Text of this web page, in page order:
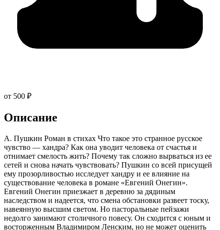
от 500 ₽
Описание
А. Пушкин Роман в стихах Что такое это странное русское
чувство — хандра? Как она уводит человека от счастья и
отнимает смелость жить? Почему так сложно вырваться из ее
сетей и снова начать чувствовать? Пушкин со всей присущей
ему прозорливостью исследует хандру и ее влияние на
существование человека в романе «Евгений Онегин».
Евгений Онегин приезжает в деревню за дядиным
наследством и надеется, что смена обстановки развеет тоску,
навеянную высшим светом. Но пасторальные пейзажи
недолго занимают столичного повесу. Он сходится с юным и
восторженным Владимиром Ленским, но не может оценить